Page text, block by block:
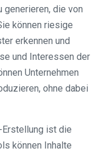
generieren, die von
können riesige
erkennen und
und Interessen der
Unternehmen
ohne dabei
ist die
können Inhalte